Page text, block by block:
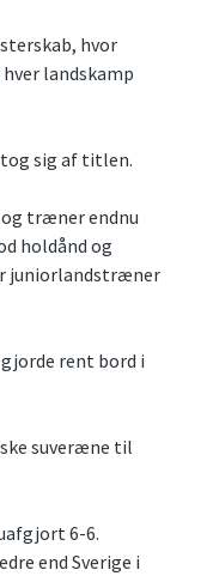
hvor
landskamp
sig af titlen.
træner endnu
holdånd og
juniorlandstræner
rent bord i
suveræne til
6-6.
end Sverige i